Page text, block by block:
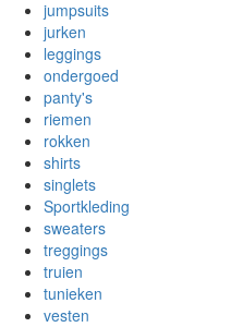
jumpsuits
jurken
leggings
ondergoed
panty's
riemen
rokken
shirts
singlets
Sportkleding
sweaters
treggings
truien
tunieken
vesten